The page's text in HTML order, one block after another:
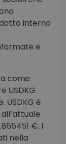
interno
e
come
USDKG
USDKG è
€. I
nella